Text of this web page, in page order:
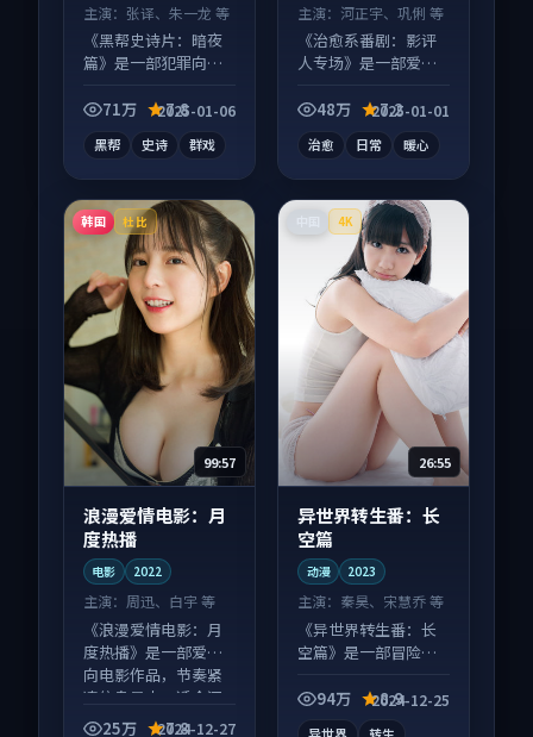
主演： 张译、朱一龙 等
《黑帮史诗片：暗夜
篇》是一部犯罪向电
酵，适合周末一口气
71万 7.8
2025-01-06
黑帮 史诗 群戏
主演： 河正宇、巩俐 等
《治愈系番剧：影评
人专场》是一部爱情
系层层推进，尾声常
48万 7.2
2025-01-01
治愈 日常 暖心
韩国 杜比
99:57
浪漫爱情电影：月
度热播
电影 2022
主演： 周迅、白宇 等
《浪漫爱情电影：月
度热播》是一部爱情
向电影作品，节奏紧
凑信息量大，适合沉
浸式追看。
25万 7.8
2024-12-27
4K
26:55
异世界转生番：长
空篇
动漫 2023
主演： 秦昊、宋慧乔 等
《异世界转生番：长
空篇》是一部冒险向
在线，配乐与镜头配
94万 8.9
2024-12-25